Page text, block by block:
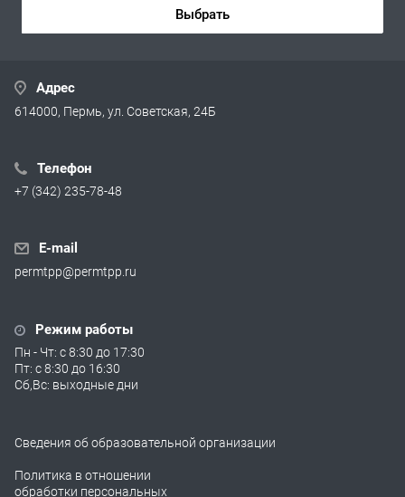
Выбрать
Адрес
614000, Пермь, ул. Советская, 24Б
Телефон
+7 (342) 235-78-48
E-mail
permtpp@permtpp.ru
Режим работы
Пн - Чт: с 8:30 до 17:30
Пт: с 8:30 до 16:30
Сб,Вс: выходные дни
Сведения об образовательной организации
Политика в отношении
обработки персональных